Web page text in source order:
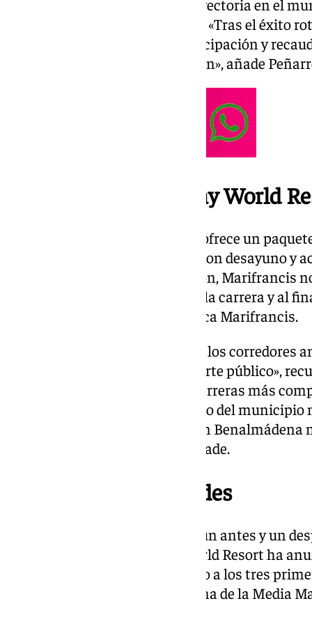
evento, que tiene ya amplia trayectoria en el
una tradición en Benalmádena. «Tras el éxito
2024, que batió récords de participación y
se anticipa con gran expectación», añade
Estancia en el Holiday World
Además, Holiday World Resort ofrece un
estancia de una o más noches con desayuno y
combina el deporte con diversión, Marifrancis
recorrido. «Hay música en toda la carrera y al
paellas populares y fiesta», indica Marifrancis.
«Recuerdo que tienen que llegar los corredores
preferible que tomen el transporte público»,
se consolida como una de las carreras más
sin el esfuerzo del Ayuntamiento del municipio
todo el operativo que montan en Benalmádena
ninguno de estos diez años», añade.
Este año hay novedades
«Este 2025, la carrera marcará un antes y un
añade Marifrancis. Holiday World Resort ha
entregarán premios en metálico a los tres
categorías masculina y femenina de la Media